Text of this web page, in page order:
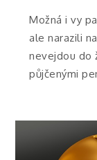
Možná i vy
ale narazili
nevejdou do
půjčenými